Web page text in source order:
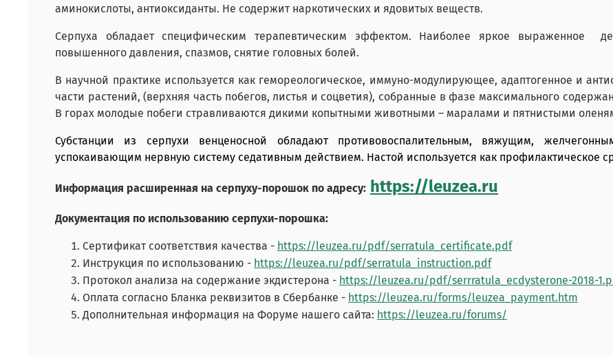
аминокислоты, антиоксиданты. Не содержит наркотических и ядовитых веществ.
Серпуха обладает специфическим терапевтическим эффектом. Наиболее яркое выраженное
повышенного давления, спазмов, снятие головных болей.
В научной практике используется как гемореологическое, иммуно-модулирующее, адаптогенное и
части растений, (верхняя часть побегов, листья и соцветия), собранные в фазе максимального
В горах молодые побеги стравливаются дикими копытными животными – маралами и пятнистыми
Субстанции из серпухи венценосной обладают противовоспалительным, вяжущим,
успокаивающим нервную систему седативным действием. Настой используется как профилактическое
Информация расширенная на серпуху-порошок по адресу: https://leuzea.ru
Документация по использованию серпухи-порошка:
Сертификат соответствия качества - https://leuzea.ru/pdf/serratula_certificate.pdf
Инструкция по использованию - https://leuzea.ru/pdf/serratula_instruction.pdf
Протокол анализа на содержание экдистерона - https://leuzea.ru/pdf/serrratula_ecdysterone-2018-
Оплата согласно Бланка реквизитов в Сбербанке - https://leuzea.ru/forms/leuzea_payment.htm
Дополнительная информация на Форуме нашего сайта: https://leuzea.ru/forums/